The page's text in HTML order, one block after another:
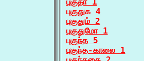
புகுதுக 4
புகுதும் 2
புகுதுமோ 1
புகுந்த 5
புகுந்த-காலை 1